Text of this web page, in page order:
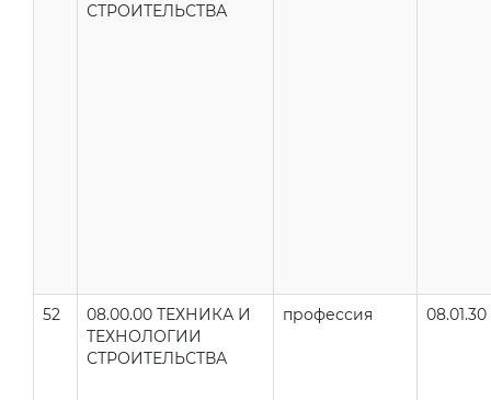
СТРОИТЕЛЬСТВА
52
08.00.00 ТЕХНИКА И
ТЕХНОЛОГИИ
СТРОИТЕЛЬСТВА
профессия 08.01.30